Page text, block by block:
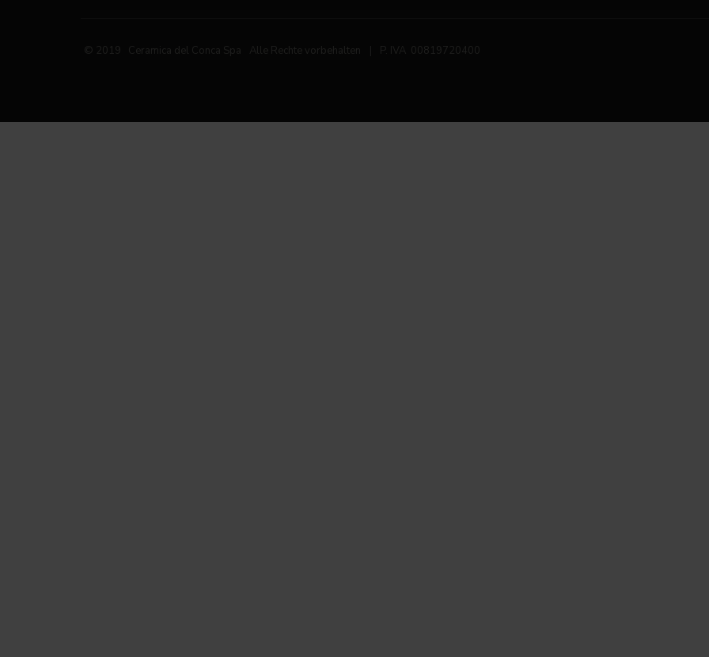
© 2019 Ceramica del Conca Spa Alle Rechte vorbehalten P. IVA 00819720400